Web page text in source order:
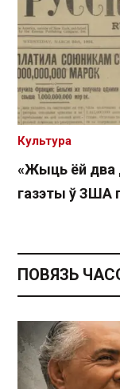
«Жыць ёй два
газэты ў ЗША
Культура
ПОВЯЗЬ